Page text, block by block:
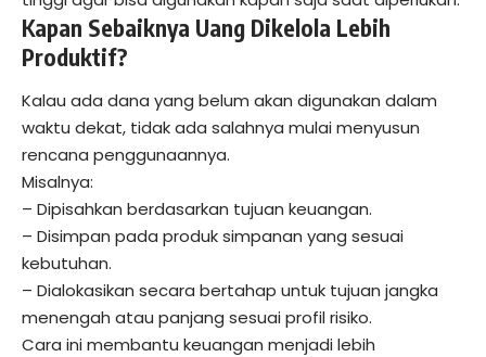
Kapan Sebaiknya Uang Dikelola Lebih
Produktif?
Kalau ada dana yang belum akan digunakan dalam
waktu dekat, tidak ada salahnya mulai menyusun
rencana penggunaannya.
Misalnya:
– Dipisahkan berdasarkan tujuan keuangan.
– Disimpan pada produk simpanan yang sesuai
kebutuhan.
– Dialokasikan secara bertahap untuk tujuan jangka
menengah atau panjang sesuai profil risiko.
Cara ini membantu keuangan menjadi lebih